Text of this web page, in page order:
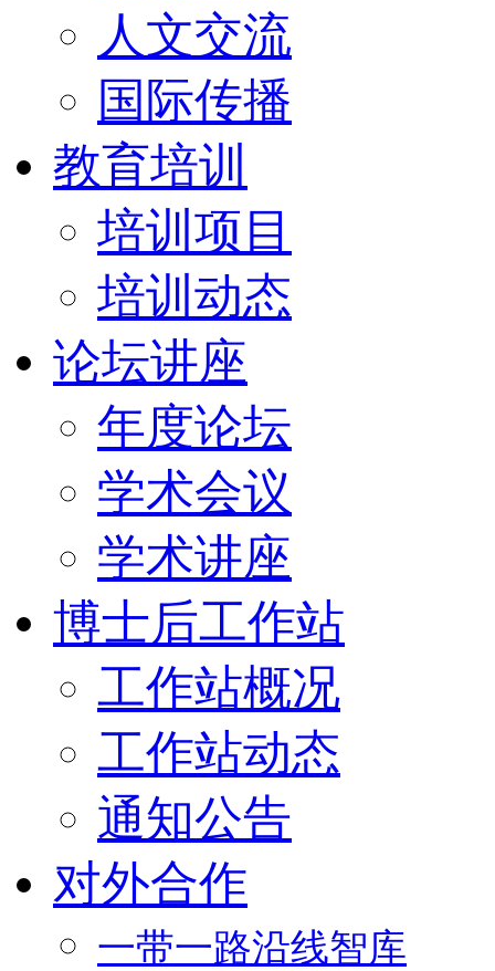
人文交流
国际传播
教育培训
培训项目
培训动态
论坛讲座
年度论坛
学术会议
学术讲座
博士后工作站
工作站概况
工作站动态
通知公告
对外合作
一带一路沿线智库